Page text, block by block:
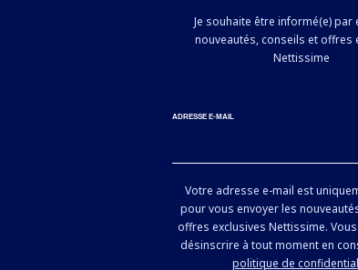
Je souhaite être informé(e) par
nouveautés, conseils et offres
Nettissime
ADRESSE E-MAIL
Votre adresse e-mail est
pour vous envoyer les
offres exclusives Nettissime.
désinscrire à tout moment en
politique de